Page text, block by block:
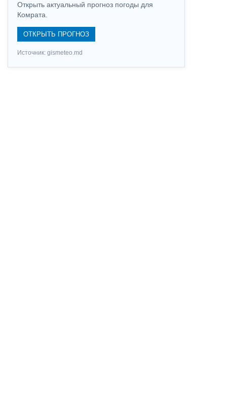
Открыть актуальный прогноз погоды для
Комрата.
ОТКРЫТЬ ПРОГНОЗ
Источник: gismeteo.md